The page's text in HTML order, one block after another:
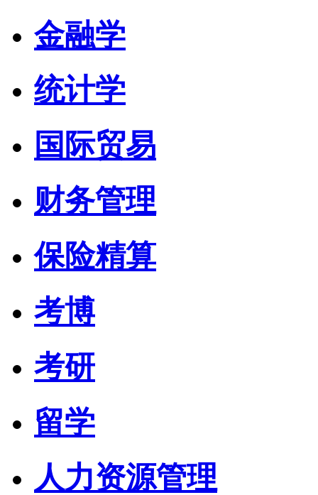
金融学
统计学
国际贸易
财务管理
保险精算
考博
考研
留学
人力资源管理